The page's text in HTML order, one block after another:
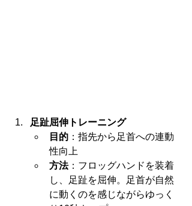
足趾屈伸トレーニング
目的 ：指先から足首への連動
性向上
方法：フロッグハンドを装着
し、足趾を屈伸。足首が自然
に動くのを感じながらゆっく